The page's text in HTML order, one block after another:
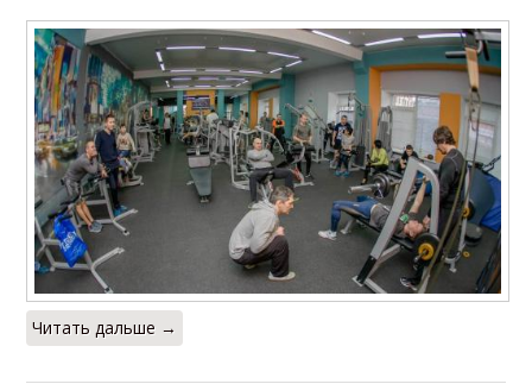
Читать дальше →